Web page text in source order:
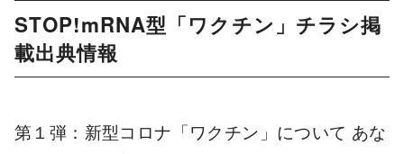
STOP!mRNA型「ワクチン」チラシ掲
載出典情報
第１弾：新型コロナ「ワクチン」について あな